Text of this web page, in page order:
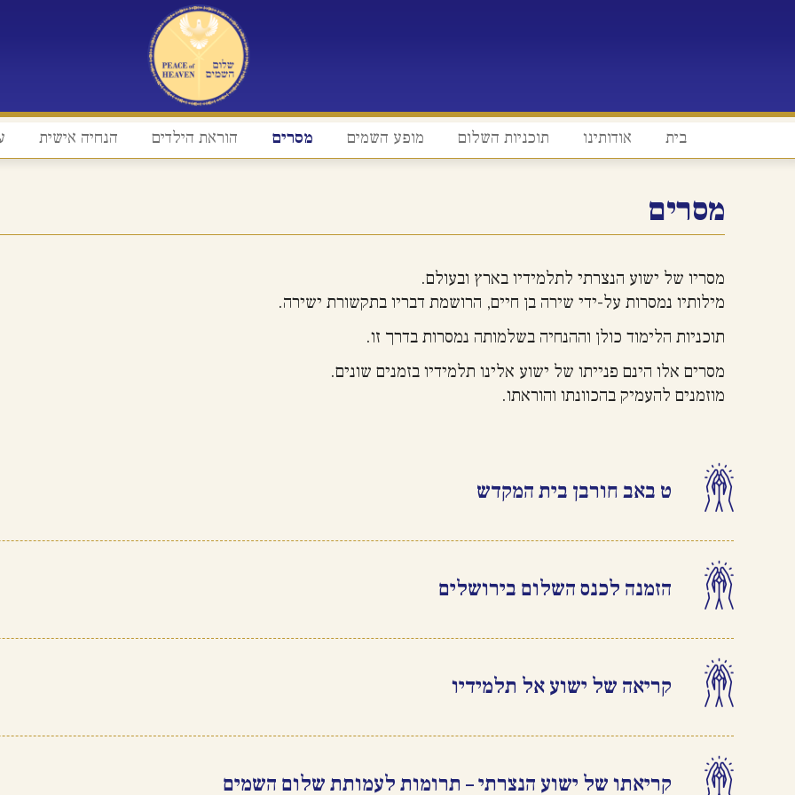
בית אודותינו תוכניות השלום מופע השמים מסרים הוראת הילדים הנחיה אישית
מסרים
מסריו של ישוע הנצרתי לתלמידיו בארץ ובעולם.
מילותיו נמסרות על-ידי שירה בן חיים, הרושמת דבריו בתקשורת ישירה.
תוכניות הלימוד כולן וההנחיה בשלמותה נמסרות בדרך זו.
מסרים אלו הינם פנייתו של ישוע אלינו תלמידיו בזמנים שונים.
מוזמנים להעמיק בהכוונתו והוראתו.
ט באב חורבן בית המקדש
הזמנה לכנס השלום בירושלים
קריאה של ישוע אל תלמידיו
קריאתו של ישוע הנצרתי – תרומות לעמותת שלום השמים